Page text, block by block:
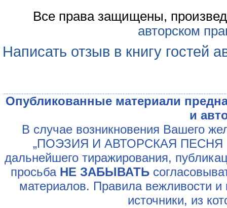
Все права защищены,
авторском
Написать отзыв в книгу гостей
Опубликованные материали
и
В случае возникновения Вашего
„ПОЭЗИЯ И АВТОРСКАЯ ПЕСНЯ
дальнейшего тиражирования,
просьба НЕ ЗАБЫВАТЬ
материалов. Правила вежливости и
источники, из